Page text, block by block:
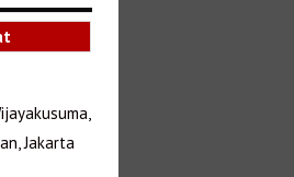
Jakarta